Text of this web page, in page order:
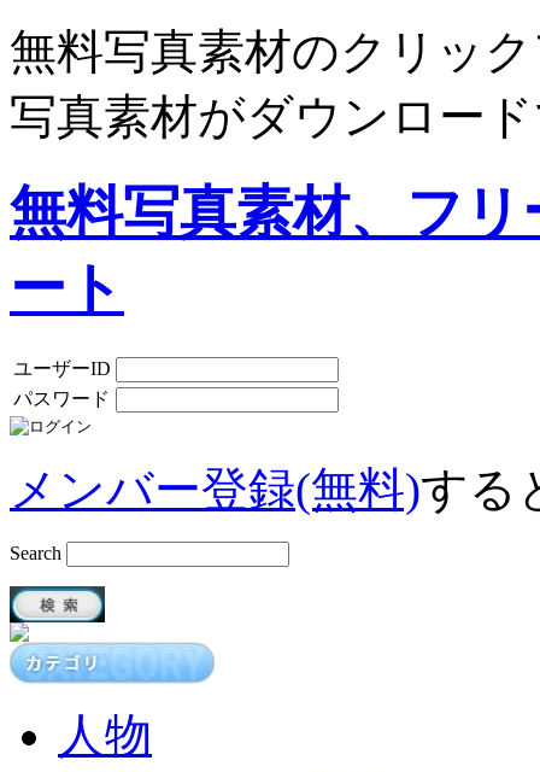
無料写真素材のクリッ
写真素材がダウンロー
無料写真素材、フ
ート
ユーザーID
パスワード
メンバー登録(無料)する
Search
人物